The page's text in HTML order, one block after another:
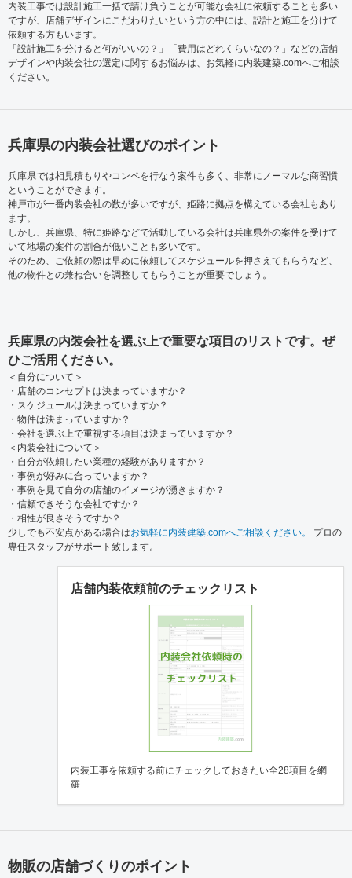
内装工事では設計施工一括で請け負うことが可能な会社に依頼することも多い
ですが、店舗デザインにこだわりたいという方の中には、設計と施工を分けて
依頼する方もいます。
「設計施工を分けると何がいいの？」「費用はどれくらいなの？」などの店舗
デザインや内装会社の選定に関するお悩みは、お気軽に内装建築.comへご相談
ください。
兵庫県の内装会社選びのポイント
兵庫県では相見積もりやコンペを行なう案件も多く、非常にノーマルな商習慣
ということができます。
神戸市が一番内装会社の数が多いですが、姫路に拠点を構えている会社もあり
ます。
しかし、兵庫県、特に姫路などで活動している会社は兵庫県外の案件を受けて
いて地場の案件の割合が低いことも多いです。
そのため、ご依頼の際は早めに依頼してスケジュールを押さえてもらうなど、
他の物件との兼ね合いを調整してもらうことが重要でしょう。
兵庫県の内装会社を選ぶ上で重要な項目のリストです。ぜ
ひご活用ください。
＜自分について＞
・店舗のコンセプトは決まっていますか？
・スケジュールは決まっていますか？
・物件は決まっていますか？
・会社を選ぶ上で重視する項目は決まっていますか？
＜内装会社について＞
・自分が依頼したい業種の経験がありますか？
・事例が好みに合っていますか？
・事例を見て自分の店舗のイメージが湧きますか？
・信頼できそうな会社ですか？
・相性が良さそうですか？
少しでも不安点がある場合はお気軽に内装建築.comへご相談ください。
プロの
専任スタッフがサポート致します。
店舗内装依頼前のチェックリスト
内装工事を依頼する前にチェックしておきたい全28項目を網
羅
物販の店舗づくりのポイント